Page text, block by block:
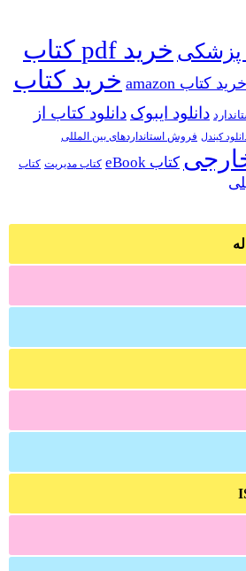
پزشکی
خرید pdf کتاب
خرید کتاب amazon
خرید کتاب
دانلود ایبوک دانلود کتاب از
کیندل فروش استانداردهای بین المللی
کتاب eBook کتاب مدیریت کتاب